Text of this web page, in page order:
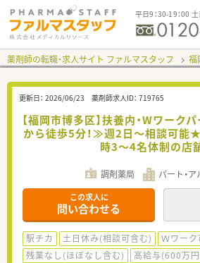
平日9：30-19：00
薬剤師の転職・求人サイト ファルマスタッフ 福
更新日： 2026/06/23 薬剤師求人ID： 719765
【福岡市博多区】扶養内・Wワーク
から徒歩5分！≫週2日～相談可能★
時3～4名体制の店
調剤薬局 パート・
この求人に
問い合わせる
駅チカ 土日休み(相談可含む)
Ｗワーク
残業なし(ほぼなし含む)
高給与(600万